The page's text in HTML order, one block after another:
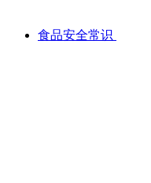
食品安全常识